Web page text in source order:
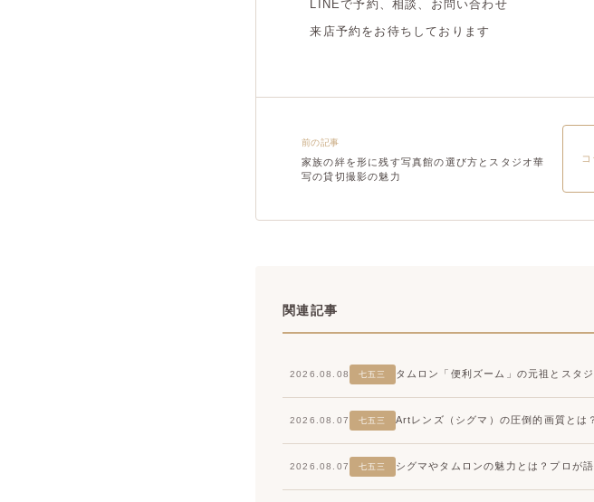
LINEで予約、相談、お問い合わせ
来店予約をお待ちしております
前の記事
家族の絆を形に残す写真館の選び方とスタジオ華
写の貸切撮影の魅力
関連記事
2026.08.08 七五三 タムロン「便利ズーム」の元祖とスタ
2026.08.07 七五三 Artレンズ（シグマ）の圧倒的画質とは
2026.08.07 七五三 シグマやタムロンの魅力とは？プロが